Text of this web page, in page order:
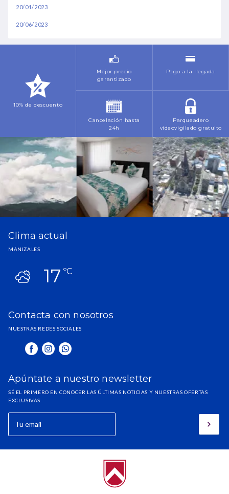
20/01/2023
20/06/2023
Noviembre
Noviembre
Diciembre
10% de descuento
Mejor precio
garantizado
Pago a la llegada
Cancelación hasta
24h
Parqueadero
videovigilado gratuito
Clima actual
MANIZALES
17ºC
Contacta con nosotros
NUESTRAS REDES SOCIALES
Apúntate a nuestro newsletter
SÉ EL PRIMERO EN CONOCER LAS ÚLTIMAS NOTICIAS Y NUESTRAS OFERTAS
EXCLUSIVAS